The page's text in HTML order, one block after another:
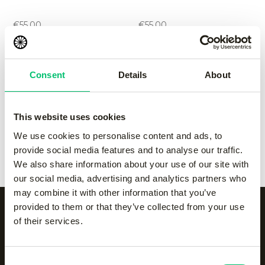
Consent Details About
This website uses cookies
We use cookies to personalise content and ads, to
provide social media features and to analyse our traffic.
We also share information about your use of our site with
our social media, advertising and analytics partners who
may combine it with other information that you’ve
provided to them or that they’ve collected from your use
of their services.
€55.00
€55.00
Kadiri women pant
black
65.00
Kadiri women pant
Grey
€65.00
€65.00
white
€65.00
Alle categorieën op een